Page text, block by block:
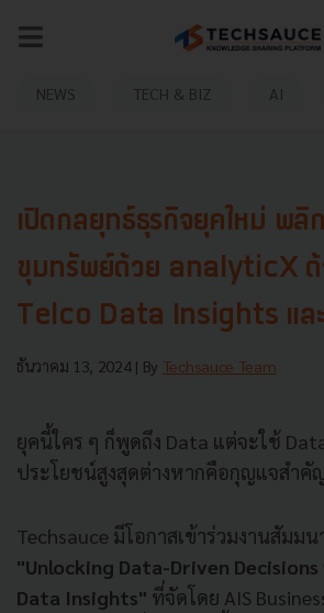
NEWS TECH & BIZ AI
เปิดกลยุทธ์ธุรกิจยุคใหม่ พลิ
ขุมทรัพย์ด้วย analyticX ด้
Telco Data Insights แล
ธันวาคม 13, 2024 | By Techsauce Team
ยุคนี้ใคร ๆ ก็พูดถึง Data แต่จะใช้
ประโยชน์สูงสุดต่างหากคือกุญแจสำคั
Techsauce มีโอกาสเข้าร่วมงานสัมม
"Unlocking Data-Driven
Data Insights" ที่จัดโดย AIS